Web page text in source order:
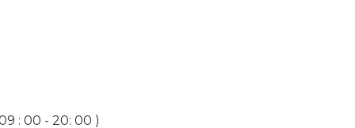
: 00 - 20: 00 )